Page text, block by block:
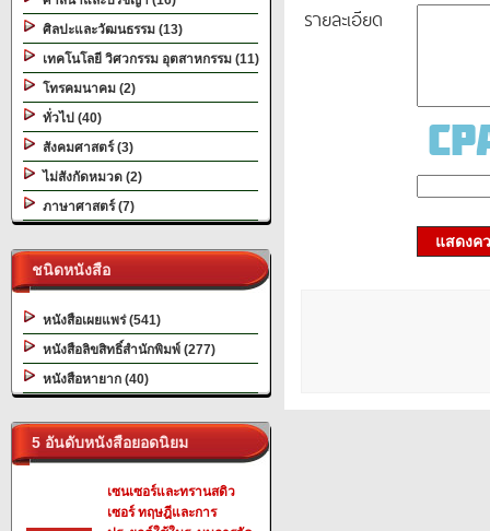
ศิลปะและวัฒนธรรม (13)
เทคโนโลยี วิศวกรรม อุตสาหกรรม (11)
โทรคมนาคม (2)
ทั่วไป (40)
สังคมศาสตร์ (3)
ไม่สังกัดหมวด (2)
ภาษาศาสตร์ (7)
ชนิดหนังสือ
หนังสือเผยแพร่ (541)
หนังสือลิขสิทธิ์สำนักพิมพ์ (277)
หนังสือหายาก (40)
5 อันดับหนังสือยอดนิยม
เซนเซอร์และทรานสดิว
เซอร์ ทฤษฎีและการ
รายละเอียด
แสดงค